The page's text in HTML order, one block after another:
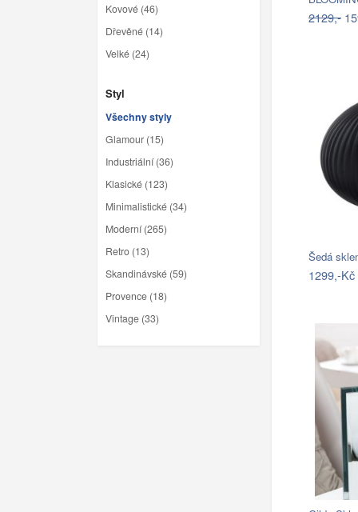
Kovové (46)
Dřevěné (14)
Velké (24)
Styl
Všechny styly
Glamour (15)
Industriální (36)
Klasické (123)
Minimalistické (34)
Moderní (265)
Retro (13)
Skandinávské (59)
Provence (18)
Vintage (33)
2129,-
1299,-Kč